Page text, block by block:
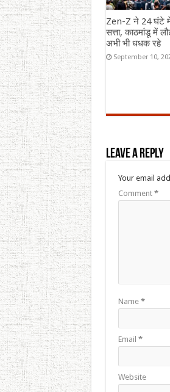
Zen-Z ने 24 घंटे में
सत्ता, काठमांडू में
अभी भी धधक रहे
September 10,
Leave a Reply
Your email
Comment *
Name *
Email *
Website